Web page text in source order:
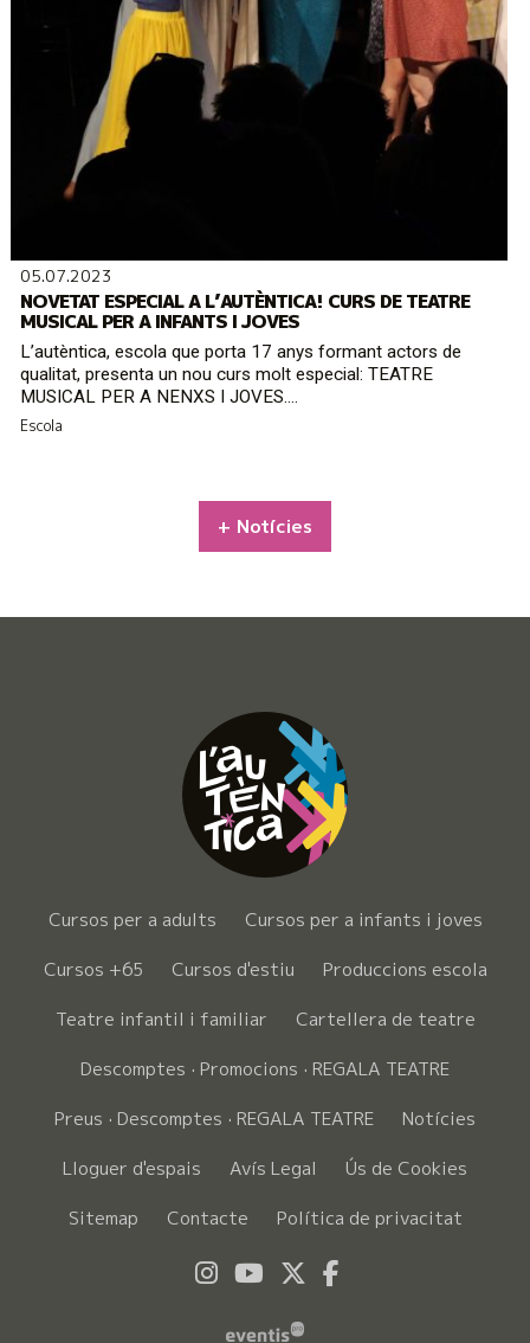
05.07.2023
NOVETAT ESPECIAL A L’AUTÈNTICA! CURS DE TEATRE
MUSICAL PER A INFANTS I JOVES
L’autèntica, escola que porta 17 anys formant actors de
qualitat, presenta un nou curs molt especial: TEATRE
MUSICAL PER A NENXS I JOVES....
Escola
+ Notícies
Cursos per a adults
Cursos per a infants i joves
Cursos +65
Cursos d'estiu
Produccions escola
Teatre infantil i familiar
Cartellera de teatre
Descomptes · Promocions · REGALA TEATRE
Preus · Descomptes · REGALA TEATRE
Notícies
Lloguer d'espais
Avís Legal
Ús de Cookies
Sitemap
Contacte Política de privacitat
Link a instagram
Link a youtube
Link a twitter